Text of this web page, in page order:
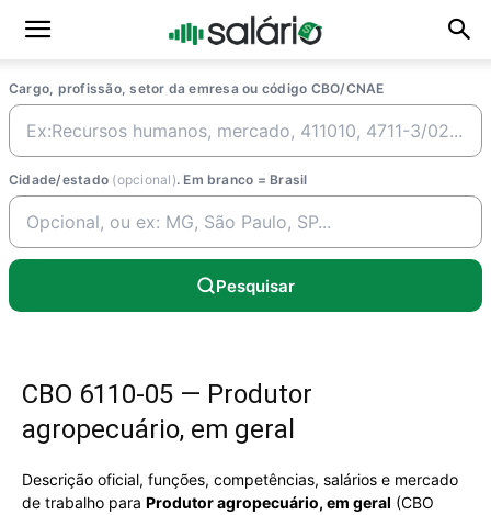
Cargo, profissão, setor da emresa ou código CBO/CNAE
Cidade/estado (opcional). Em branco = Brasil
Pesquisar
CBO 6110-05 — Produtor
agropecuário, em geral
Descrição oficial, funções, competências, salários e mercado
de trabalho para Produtor agropecuário, em geral (CBO